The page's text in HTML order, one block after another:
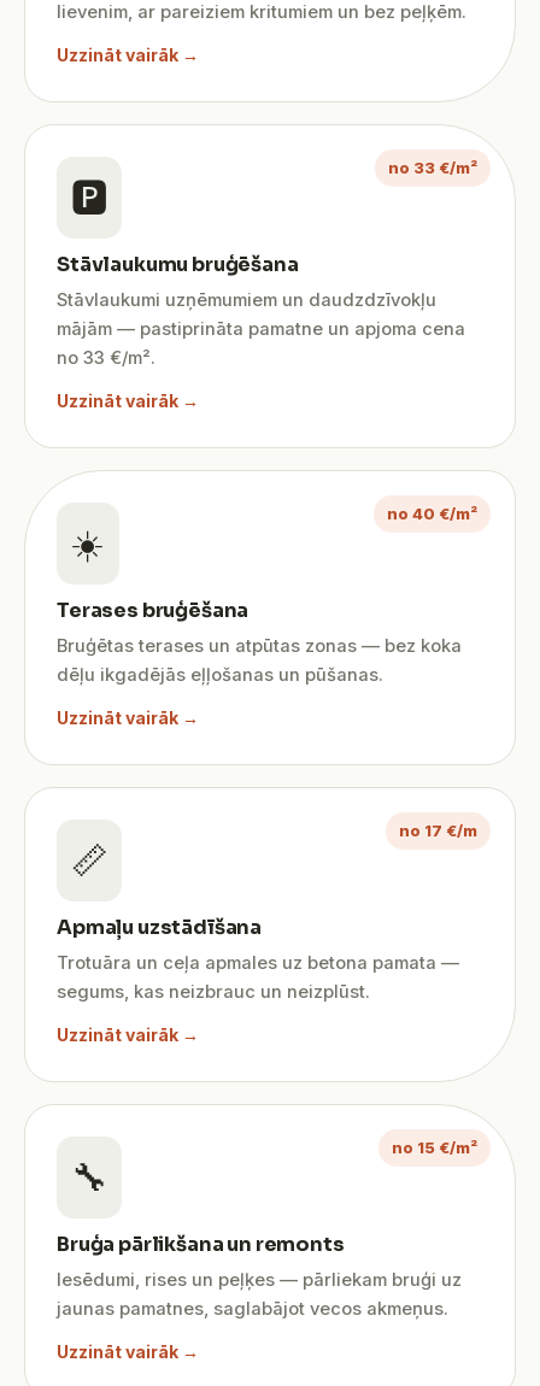
lievenim, ar pareiziem kritumiem un bez peļķēm.
Uzzināt vairāk →
no 33 €/m²
🅿️
Stāvlaukumu bruģēšana
Stāvlaukumi uzņēmumiem un daudzdzīvokļu
mājām — pastiprināta pamatne un apjoma cena
no 33 €/m².
Uzzināt vairāk →
no 40 €/m²
☀️
Terases bruģēšana
Bruģētas terases un atpūtas zonas — bez koka
dēļu ikgadējās eļļošanas un pūšanas.
Uzzināt vairāk →
no 17 €/m
📏
Apmaļu uzstādīšana
Trotuāra un ceļa apmales uz betona pamata —
segums, kas neizbrauc un neizplūst.
Uzzināt vairāk →
no 15 €/m²
🔧
Bruģa pārlikšana un remonts
Iesēdumi, rises un peļķes — pārliekam bruģi uz
jaunas pamatnes, saglabājot vecos akmeņus.
Uzzināt vairāk →